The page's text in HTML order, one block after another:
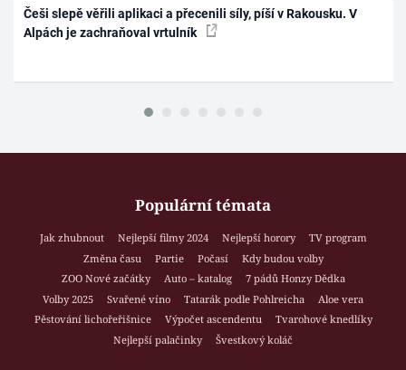
Češi slepě věřili aplikaci a přecenili síly, píší v Rakousku. V
Alpách je zachraňoval vrtulník
Populární témata
Jak zhubnout Nejlepší filmy 2024 Nejlepší horory
TV program
Změna času
Partie Počasí
Kdy budou volby
ZOO Nové začátky
Auto – katalog
7 pádů Honzy Dědka
Volby 2025
Svařené víno Tatarák podle Pohlreicha
Aloe vera
Pěstování lichořeřišnice
Výpočet ascendentu
Tvarohové knedlíky
Nejlepší palačinky
Švestkový koláč